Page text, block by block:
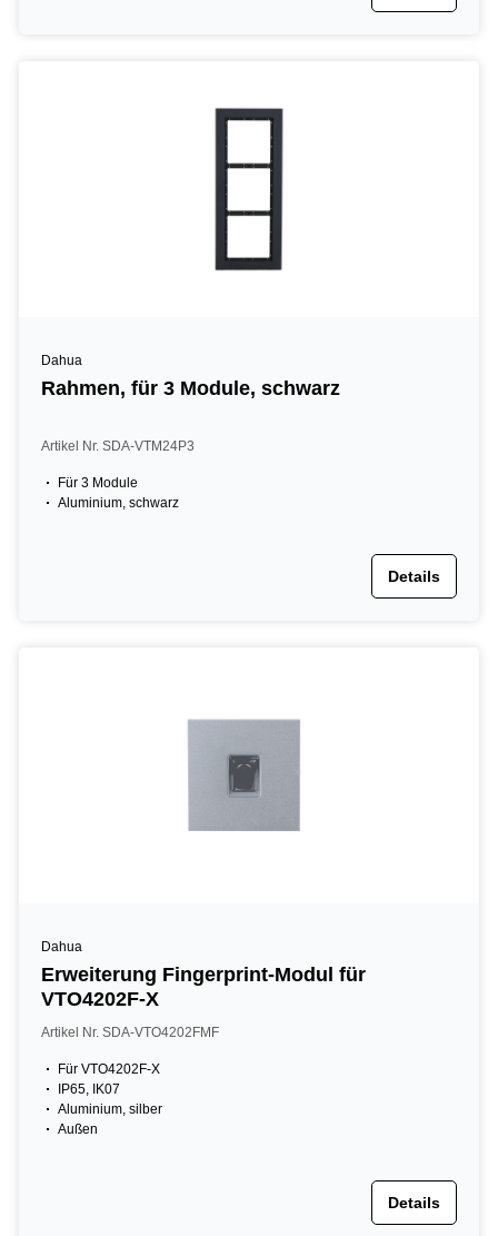
Dahua
Rahmen, für 3 Module, schwarz
Artikel Nr. SDA-VTM24P3
Für 3 Module
Aluminium, schwarz
Details
Dahua
Erweiterung Fingerprint-Modul für
VTO4202F-X
Artikel Nr. SDA-VTO4202FMF
Für VTO4202F-X
IP65, IK07
Aluminium, silber
Außen
Details